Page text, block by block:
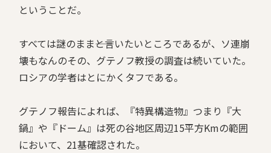
ということだ。
すべては謎のまま――と言いたいところであるが、ソ連崩
壊もなんのその、グテノフ教授の調査は続いていた。
ロシアの学者はとにかくタフである。
グテノフ報告によれば、『特異構造物』つまり『大
鍋』や『ドーム』は死の谷地区周辺15平方Kmの範囲
において、21基確認された。